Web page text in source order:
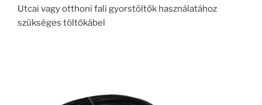
Utcai vagy otthoni fali gyorstöltők használatához
szükséges töltőkábel